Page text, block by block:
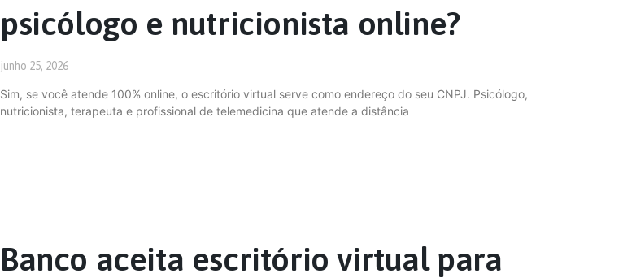
psicólogo e nutricionista online?
junho 25, 2026
Sim, se você atende 100% online, o escritório virtual serve como endereço do seu CNPJ. Psicólogo,
nutricionista, terapeuta e profissional de telemedicina que atende a distância
Banco aceita escritório virtual para